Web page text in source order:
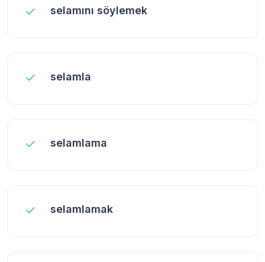
selamını söylemek
selamla
selamlama
selamlamak